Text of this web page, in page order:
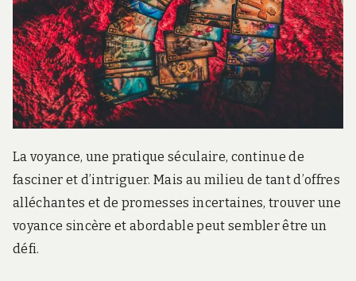
d
s
.
f
r
La voyance, une pratique séculaire, continue de
fasciner et d’intriguer. Mais au milieu de tant d’offres
alléchantes et de promesses incertaines, trouver une
voyance sincère et abordable peut sembler être un
défi.